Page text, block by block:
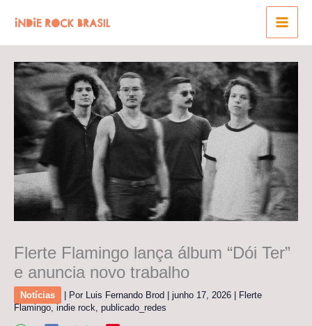
para
o
conteúdo
Flerte Flamingo lança álbum “Dói Ter”
e anuncia novo trabalho
Notícias | Por Luis Fernando Brod junho 17, 2026
Flerte
Flamingo, indie rock, publicado_redes